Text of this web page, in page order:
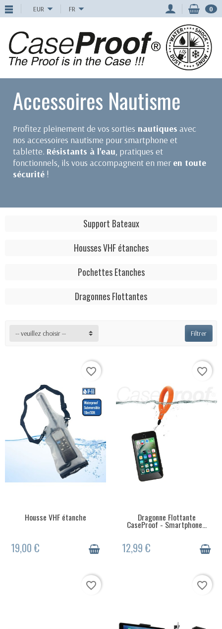
EUR FR 0
Accessoires Nautisme
Profitez pleinement de vos sorties nautiques avec
nos accessoires nautisme pour smartphone et
tablette. Résistants à l'eau, pratiques et
fonctionnels, ils vous accompagnent en meren toute
sécurité !
Support Bateaux
Housses VHF étanches
Pochettes Etanches
Dragonnes Flottantes
Filtrer
-- veuillez choisir --
EN STOCK
favorite_border
Housse VHF étanche
19,00 €
EN STOCK
favorite_border
Dragonne Flottante
CaseProof - Smartphone...
12,99 €
favorite_border favorite_border